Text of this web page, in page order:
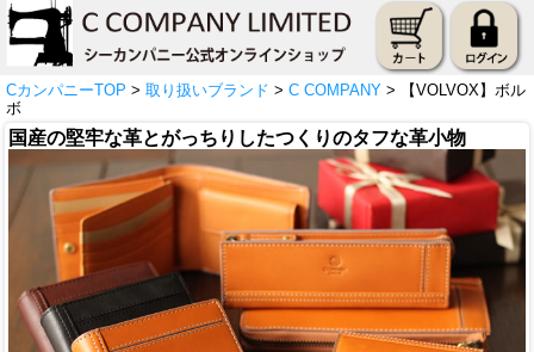
CカンパニーTOP > 取り扱いブランド > C COMPANY > 【VOLVOX】ボル
ボ
国産の堅牢な革とがっちりしたつくりのタフな革小物